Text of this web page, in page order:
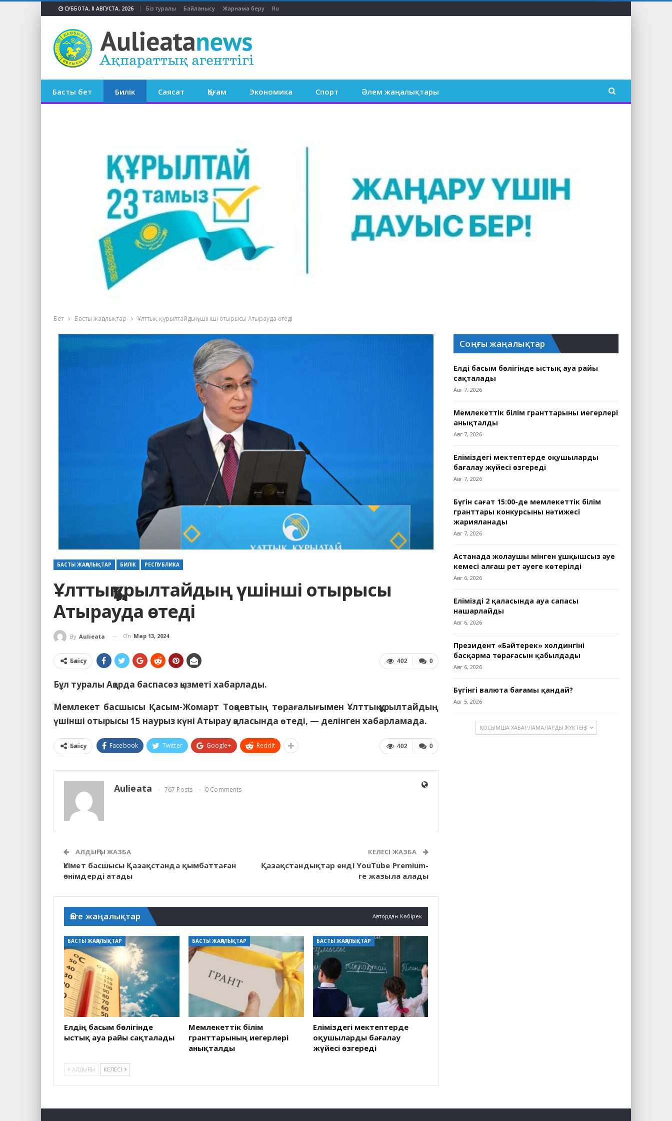
СУББОТА, 8 АВГУСТА, 2026 Біз туралы Байланысу Жарнама беру Ru
Басты бет Билік Саясат Қоғам Экономика Спорт Әлем жаңалықтары
Бет Басты жаңалықтар Ұлттық құрылтайдың үшінші отырысы Атырауда өтеді
БАСТЫ ЖАҢАЛЫҚТАР БИЛІК РЕСПУБЛИКА
Ұлттық құрылтайдың үшінші отырысы
Атырауда өтеді
By Aulieata On Мар 13, 2024
0
402
Бөлісу
Бұл туралы Ақорда баспасөз қызметі хабарлады.
Мемлекет басшысы Қасым-Жомарт Тоқаевтың төрағалығымен Ұлттық құрылтайдың
үшінші отырысы 15 наурыз күні Атырау қаласында өтеді, — делінген хабарламада.
0
402
Бөлісу Facebook Twitter Google+ ReddIt
Aulieata 767 Posts 0 Comments
АЛДЫҢҒЫ ЖАЗБА
Үкімет басшысы Қазақстанда қымбаттаған
өнімдерді атады
КЕЛЕСІ ЖАЗБА
Қазақстандықтар енді YouTube Premium-
ге жазыла алады
Өзге жаңалықтар Автордан Көбірек
БАСТЫ ЖАҢАЛЫҚТАР
Елдің басым бөлігінде
ыстық ауа райы сақталады
БАСТЫ ЖАҢАЛЫҚТАР
Мемлекеттік білім
гранттарының иегерлері
анықталды
БАСТЫ ЖАҢАЛЫҚТАР
Еліміздегі мектептерде
оқушыларды бағалау
жүйесі өзгереді
АЛДЫҢҒЫ КЕЛЕСІ
Соңғы жаңалықтар
Елдің басым бөлігінде ыстық ауа райы
сақталады
Авг 7, 2026
Мемлекеттік білім гранттарының иегерлері
анықталды
Авг 7, 2026
Еліміздегі мектептерде оқушыларды
бағалау жүйесі өзгереді
Авг 7, 2026
Бүгін сағат 15:00-де мемлекеттік білім
гранттары конкурсының нәтижесі
жарияланады
Авг 7, 2026
Астанада жолаушы мінген ұшқышсыз әуе
кемесі алғаш рет әуеге көтерілді
Авг 6, 2026
Еліміздің 2 қаласында ауа сапасы
нашарлайды
Авг 6, 2026
Президент «Бәйтерек» холдингінің
басқарма төрағасын қабылдады
Авг 6, 2026
Бүгінгі валюта бағамы қандай?
Авг 5, 2026
ҚОСЫМША ХАБАРЛАМАЛАРДЫ ЖҮКТЕҢІЗ